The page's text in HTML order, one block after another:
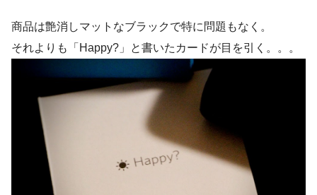
商品は艶消しマットなブラックで特に問題もなく。
それよりも「Happy?」と書いたカードが目を引く。。。